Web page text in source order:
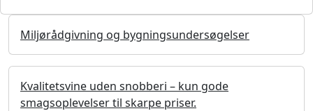
Miljørådgivning og bygningsundersøgelser
Kvalitetsvine uden snobberi – kun gode
smagsoplevelser til skarpe priser.